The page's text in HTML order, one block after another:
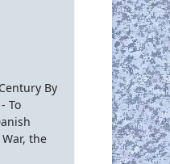
By
To
the